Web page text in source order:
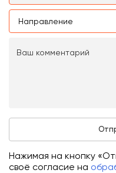
Нажимая на кнопку
своё согласие на